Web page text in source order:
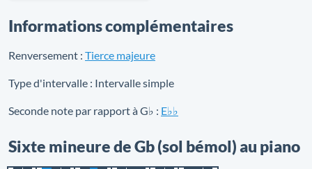
Informations complémentaires
Renversement : Tierce majeure
Type d'intervalle : Intervalle simple
Seconde note par rapport à G♭ : E♭♭
Sixte mineure de Gb (sol bémol) au piano